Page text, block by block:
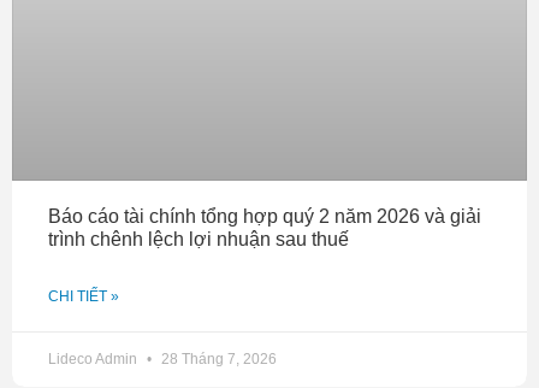
Báo cáo tài chính tổng hợp quý 2 năm 2026 và giải
trình chênh lệch lợi nhuận sau thuế
CHI TIẾT »
Lideco Admin 28 Tháng 7, 2026